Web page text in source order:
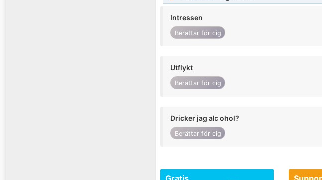
Intressen
Berättar för dig
Utflykt
Berättar för dig
Dricker jag alc ohol?
Berättar för dig